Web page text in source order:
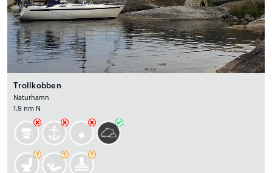
Trollkobben
Naturhamn
1.9 nm N